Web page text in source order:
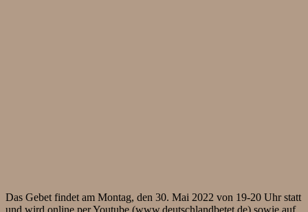
Das Gebet findet am Montag, den 30. Mai 2022 von 19-20 Uhr statt
und wird online per Youtube (www.deutschlandbetet.de) sowie auf